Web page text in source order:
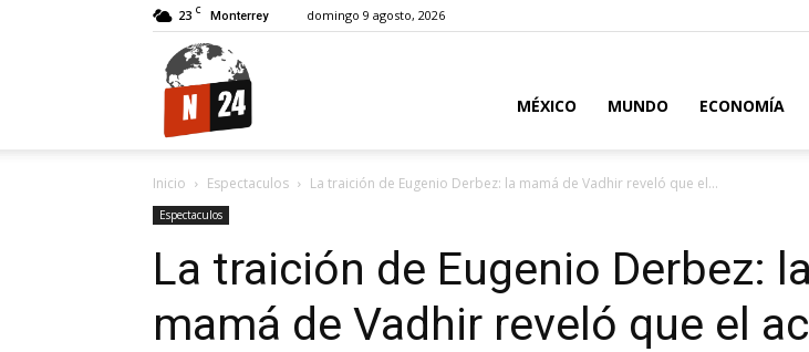
23 C Monterrey domingo 9 agosto, 2026
MÉXICO MUNDO ECONOMÍA
Inicio Espectaculos La traición de Eugenio Derbez: la mamá de Vadhir reveló que el...
Espectaculos
La traición de Eugenio Derbez: la
mamá de Vadhir reveló que el